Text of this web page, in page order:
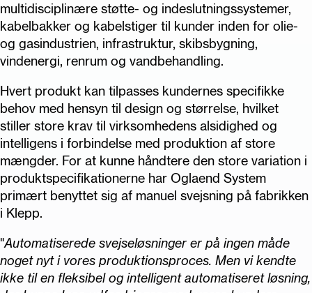
multidisciplinære støtte- og indeslutningssystemer,
kabelbakker og kabelstiger til kunder inden for olie-
og gasindustrien, infrastruktur, skibsbygning,
vindenergi, renrum og vandbehandling.
Hvert produkt kan tilpasses kundernes specifikke
behov med hensyn til design og størrelse, hvilket
stiller store krav til virksomhedens alsidighed og
intelligens i forbindelse med produktion af store
mængder. For at kunne håndtere den store variation i
produktspecifikationerne har Oglaend System
primært benyttet sig af manuel svejsning på fabrikken
i Klepp.
"Automatiserede svejseløsninger er på ingen måde
noget nyt i vores produktionsproces. Men vi kendte
ikke til en fleksibel og intelligent automatiseret løsning,